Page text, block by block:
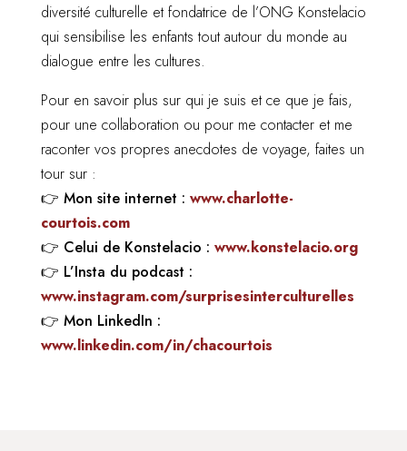
diversité culturelle et fondatrice de l’ONG Konstelacio
qui sensibilise les enfants tout autour du monde au
dialogue entre les cultures.
Pour en savoir plus sur qui je suis et ce que je fais,
pour une collaboration ou pour me contacter et me
raconter vos propres anecdotes de voyage, faites un
tour sur :
👉 Mon site internet : www.charlotte-
courtois.com
👉 Celui de Konstelacio : www.konstelacio.org
👉 L’Insta du podcast :
www.instagram.com/surprisesinterculturelles
👉 Mon LinkedIn :
www.linkedin.com/in/chacourtois